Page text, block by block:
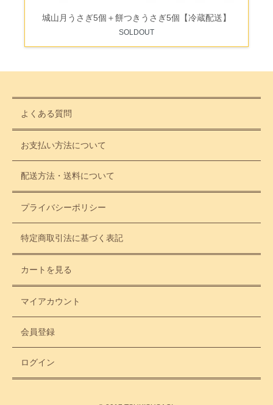
城山月うさぎ5個＋餅つきうさぎ5個【冷蔵配送】
SOLDOUT
よくある質問
お支払い方法について
配送方法・送料について
プライバシーポリシー
特定商取引法に基づく表記
カートを見る
マイアカウント
会員登録
ログイン